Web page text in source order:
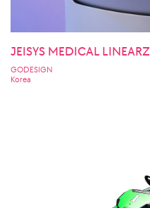
JEISYS MEDICAL LINEARZ
GODESIGN
Korea